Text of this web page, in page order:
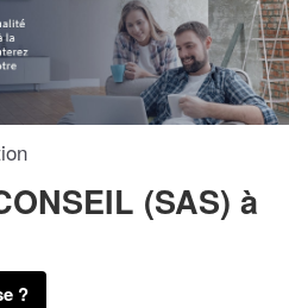
(SAS) à
?